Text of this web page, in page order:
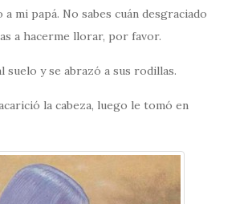
mi papá. No sabes cuán desgraciado
a hacerme llorar, por favor.
suelo y se abrazó a sus rodillas.
la cabeza, luego le tomó en